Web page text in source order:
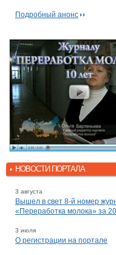
Подробный анонс
НОВОСТИ ПОРТАЛА
3 августа
Вышел в свет 8-й номер
«Переработка молока» за
3 июля
О регистрации на портале